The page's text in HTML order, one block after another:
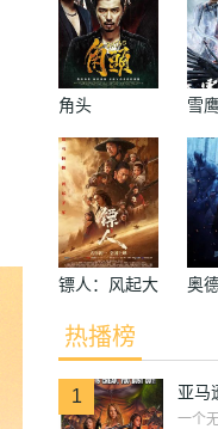
张松枝 姜皓文 蔡洁 欧
角头 雪
镖人：风起大
漠
奥
热播榜
1 亚马
一个